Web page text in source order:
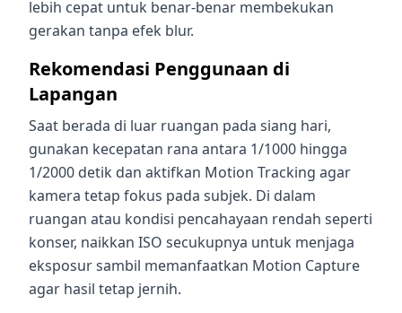
lebih cepat untuk benar-benar membekukan
gerakan tanpa efek blur.
Rekomendasi Penggunaan di
Lapangan
Saat berada di luar ruangan pada siang hari,
gunakan kecepatan rana antara 1/1000 hingga
1/2000 detik dan aktifkan Motion Tracking agar
kamera tetap fokus pada subjek. Di dalam
ruangan atau kondisi pencahayaan rendah seperti
konser, naikkan ISO secukupnya untuk menjaga
eksposur sambil memanfaatkan Motion Capture
agar hasil tetap jernih.